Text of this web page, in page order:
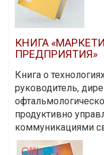
КНИГА
ПРЕДПРИЯТИЯ»
Книга о
руководитель,
продуктивно
коммуникациями